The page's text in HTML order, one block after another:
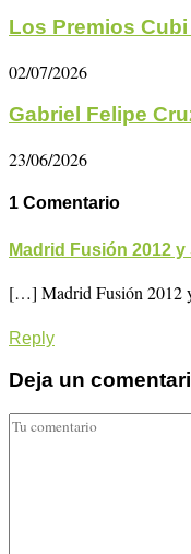
Los Premios
02/07/2026
Gabriel Felipe
23/06/2026
1 Comentario
Madrid Fusión 2012
[…] Madrid Fusión 2012
Reply
Deja un